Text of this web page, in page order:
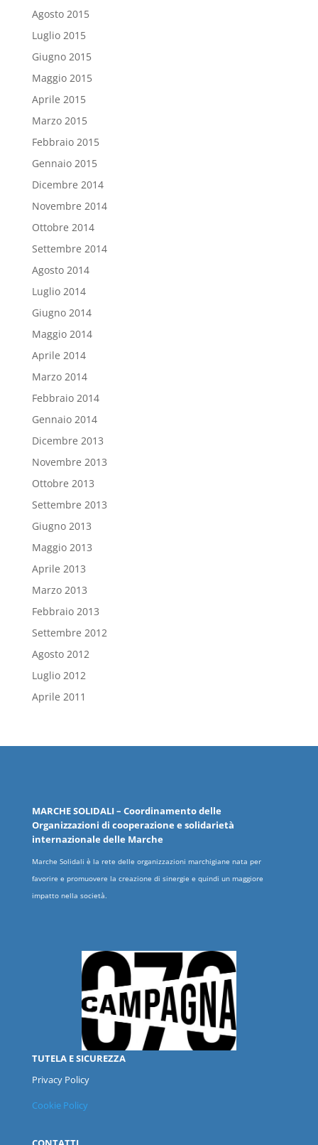
Agosto 2015
Luglio 2015
Giugno 2015
Maggio 2015
Aprile 2015
Marzo 2015
Febbraio 2015
Gennaio 2015
Dicembre 2014
Novembre 2014
Ottobre 2014
Settembre 2014
Agosto 2014
Luglio 2014
Giugno 2014
Maggio 2014
Aprile 2014
Marzo 2014
Febbraio 2014
Gennaio 2014
Dicembre 2013
Novembre 2013
Ottobre 2013
Settembre 2013
Giugno 2013
Maggio 2013
Aprile 2013
Marzo 2013
Febbraio 2013
Settembre 2012
Agosto 2012
Luglio 2012
Aprile 2011
MARCHESOLIDALI– Coordinamento delle
Organizzazioni di cooperazione e solidarietà
internazionale delle Marche
Marche Solidali è la rete delle organizzazioni marchigiane nata per
favorire e promuovere la creazione di sinergie e quindi un maggiore
impatto nella società.
TUTELA E SICUREZZA
Privacy Policy
Cookie Policy